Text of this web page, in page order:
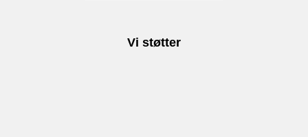
Vi støtter